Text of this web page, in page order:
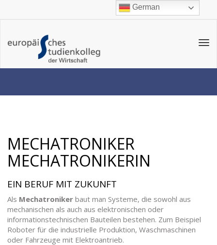
MECHATRONIKER
MECHATRONIKERIN
EIN BERUF MIT ZUKUNFT
Als Mechatroniker baut man Systeme, die sowohl aus
mechanischen als auch aus elektronischen oder
informationstechnischen Bauteilen bestehen. Zum Beispiel
Roboter für die industrielle Produktion, Waschmaschinen
oder Fahrzeuge mit Elektroantrieb.
German